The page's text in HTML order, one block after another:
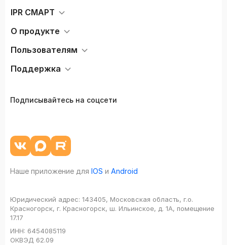
IPR СМАРТ
О продукте
Пользователям
Поддержка
Подписывайтесь на соцсети
Наше приложение для IOS и Android
Юридический адрес: 143405, Московская область, г.о.
Красногорск, г. Красногорск, ш. Ильинское, д. 1А, помещение
17.17
ИНН: 6454085119
ОКВЭД 62.09